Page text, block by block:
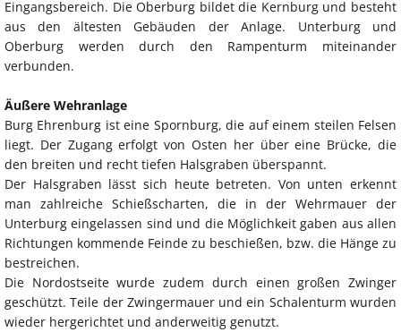
Eingangsbereich. Die Oberburg bildet die Kernburg und besteht
aus den ältesten Gebäuden der Anlage. Unterburg und
Oberburg werden durch den Rampenturm miteinander
verbunden.
Äußere Wehranlage
Burg Ehrenburg ist eine Spornburg, die auf einem steilen Felsen
liegt. Der Zugang erfolgt von Osten her über eine Brücke, die
den breiten und recht tiefen Halsgraben überspannt.
Der Halsgraben lässt sich heute betreten. Von unten erkennt
man zahlreiche Schießscharten, die in der Wehrmauer der
Unterburg eingelassen sind und die Möglichkeit gaben aus allen
Richtungen kommende Feinde zu beschießen, bzw. die Hänge zu
bestreichen.
Die Nordostseite wurde zudem durch einen großen Zwinger
geschützt. Teile der Zwingermauer und ein Schalenturm wurden
wieder hergerichtet und anderweitig genutzt.